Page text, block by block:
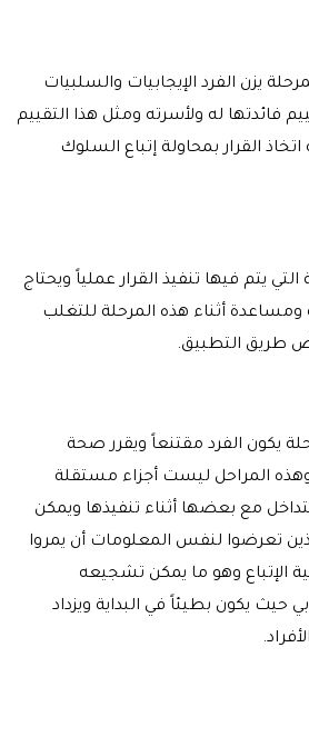
يزن الفرد الإيجابيات والسلبيات
فائدتها له ولأسرته ومثل هذا التقييم
القرار بمحاولة إتباع السلوك
يتم فيها تنفيذ القرار عملياً ويحتاج
أثناء هذه المرحلة للتغلب
طريق التطبيق.
يكون الفرد مقتنعاً ويقرر صحة
وهذه المراحل ليست أجزاء مستقلة
مع بعضها أثناء تنفيذها ويمكن
تعرضوا لنفس المعلومات أن يمروا
الإتباع وهو ما يمكن تشجيعه
حيث يكون بطيئاً في البداية ويزداد